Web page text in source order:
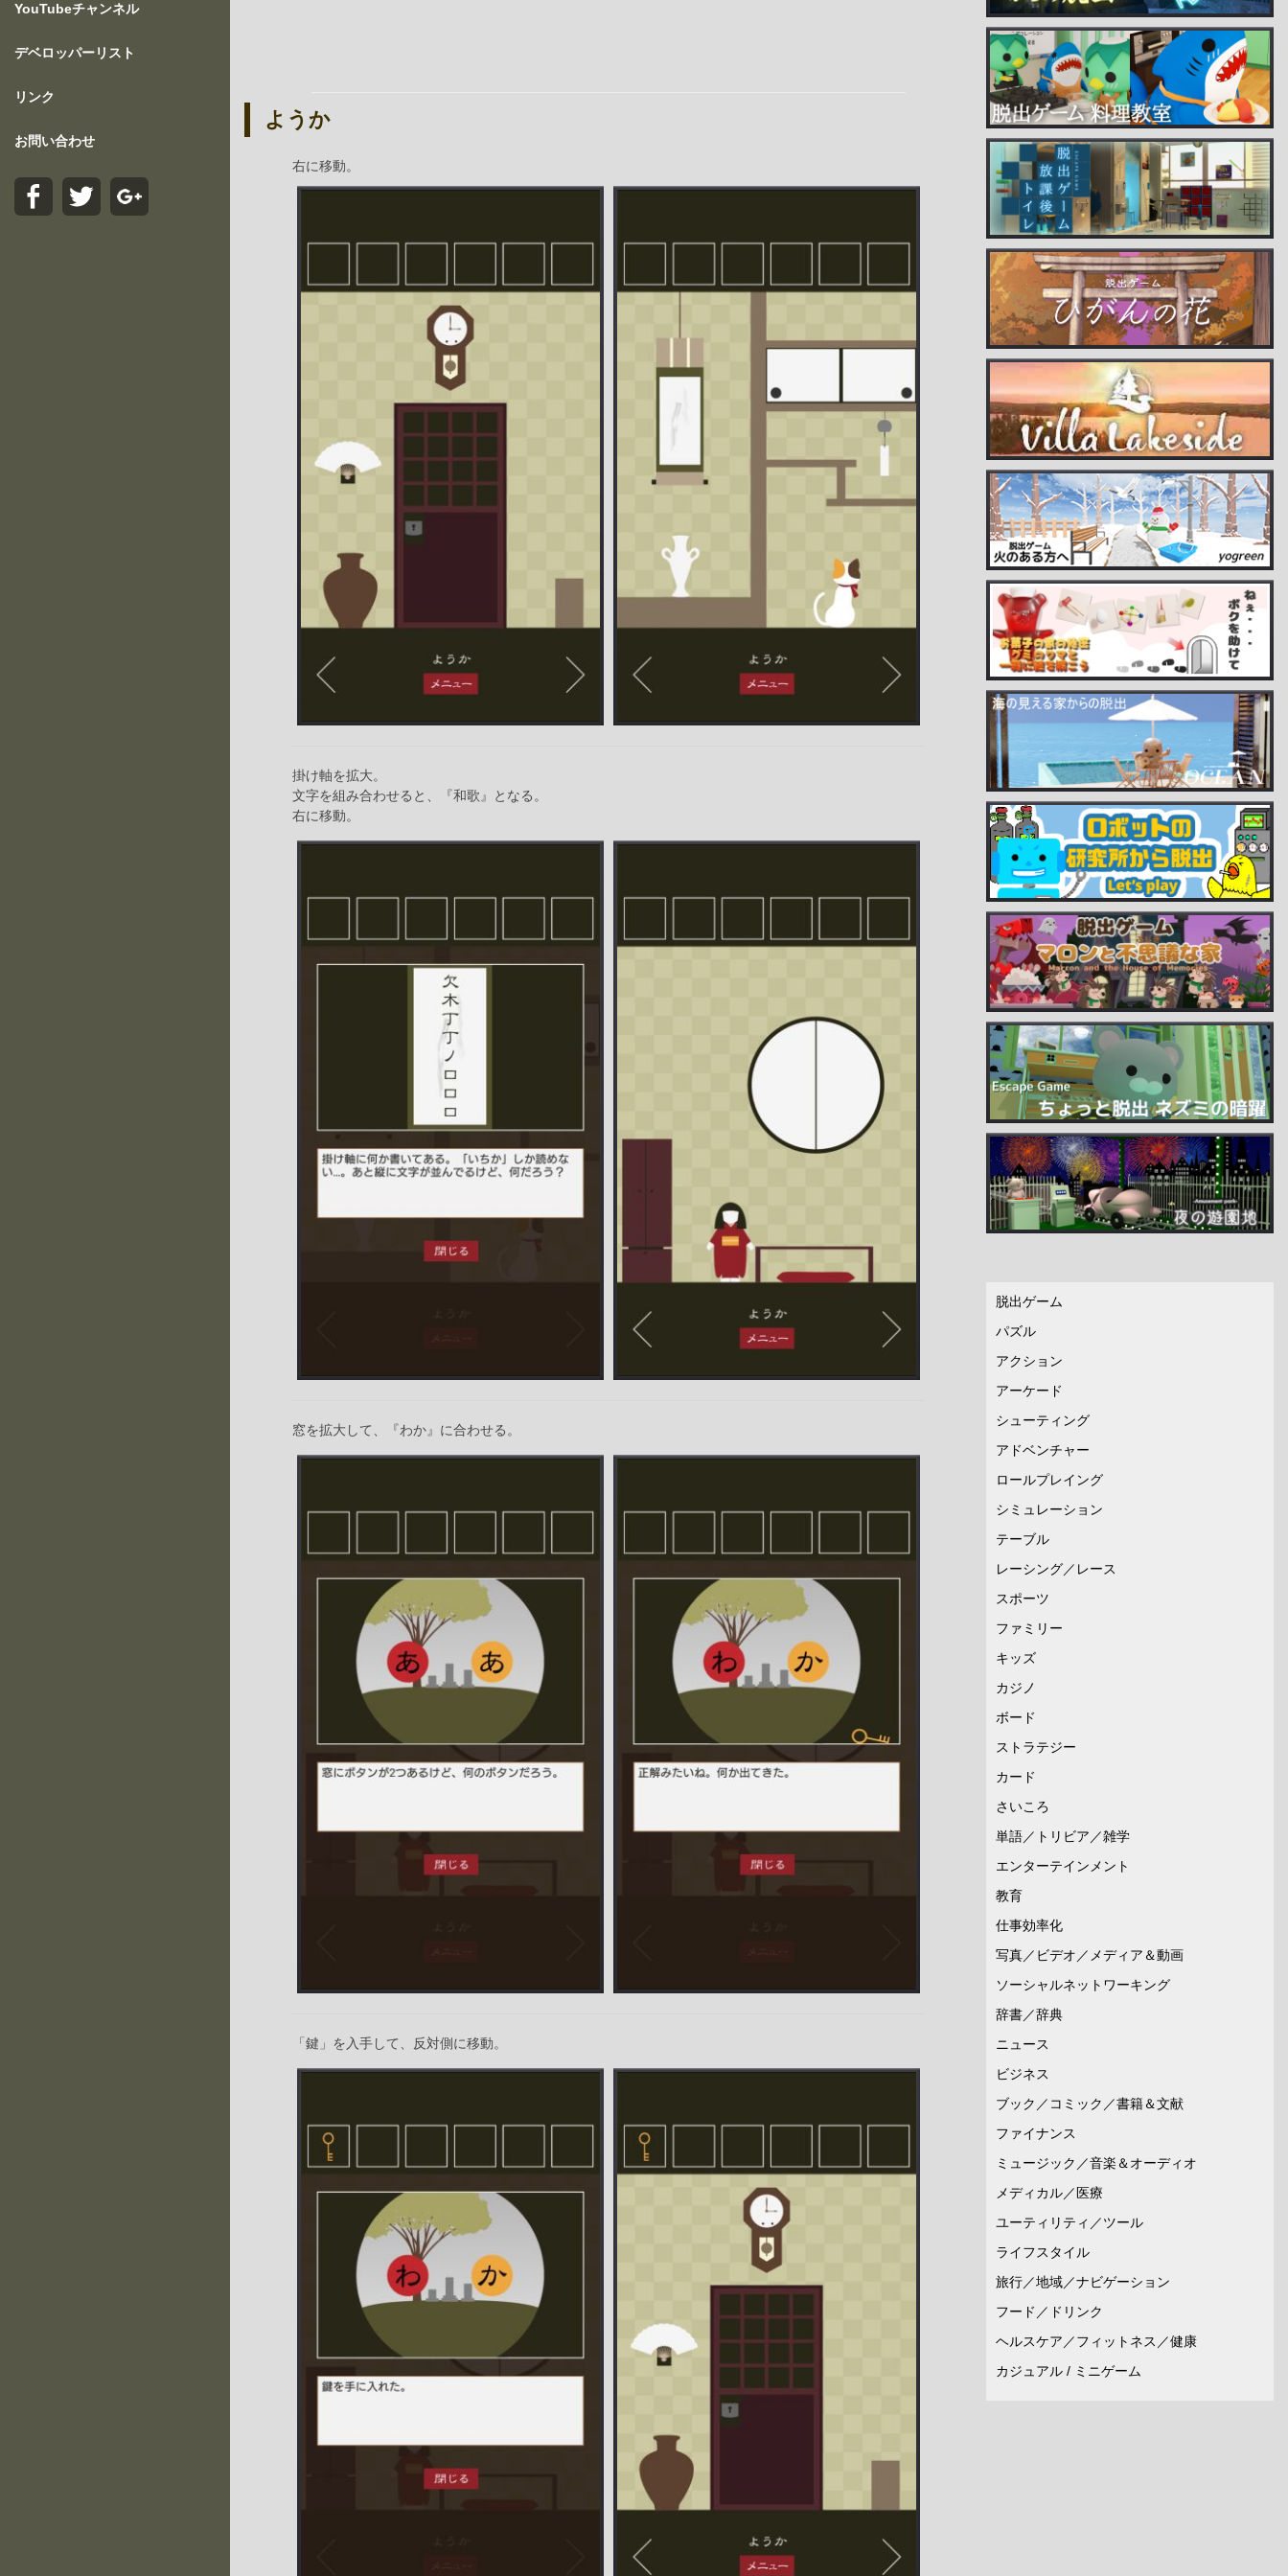
YouTubeチャンネル
デベロッパーリスト
リンク
お問い合わせ
ようか
右に移動。
掛け軸を拡大。
文字を組み合わせると、『和歌』となる。
右に移動。
窓を拡大して、『わか』に合わせる。
「鍵」を入手して、反対側に移動。
脱出ゲーム
パズル
アクション
アーケード
シューティング
アドベンチャー
ロールプレイング
シミュレーション
テーブル
レーシング／レース
スポーツ
ファミリー
キッズ
カジノ
ボード
ストラテジー
カード
さいころ
単語／トリビア／雑学
エンターテインメント
教育
仕事効率化
写真／ビデオ／メディア＆動画
ソーシャルネットワーキング
辞書／辞典
ニュース
ビジネス
ブック／コミック／書籍＆文献
ファイナンス
ミュージック／音楽＆オーディオ
メディカル／医療
ユーティリティ／ツール
ライフスタイル
旅行／地域／ナビゲーション
フード／ドリンク
ヘルスケア／フィットネス／健康
カジュアル / ミニゲーム